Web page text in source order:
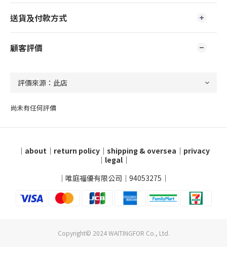
送貨及付款方式
顧客評價
尚未有任何評價
｜ about｜ return policy｜ shipping & oversea ｜ privacy
｜ legal｜
｜唯庭福優有限公司｜94053275｜
Copyright© 2024 WAITINGFOR Co., Ltd.